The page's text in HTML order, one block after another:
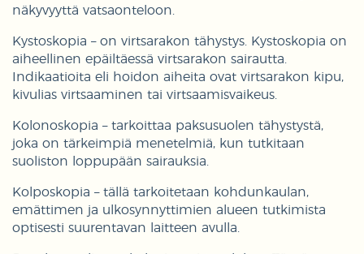
näkyvyyttä vatsaonteloon.
Kystoskopia – on virtsarakon tähystys. Kystoskopia on
aiheellinen epäiltäessä virtsarakon sairautta.
Indikaatioita eli hoidon aiheita ovat virtsarakon kipu,
kivulias virtsaaminen tai virtsaamisvaikeus.
Kolonoskopia – tarkoittaa paksusuolen tähystystä,
joka on tärkeimpiä menetelmiä, kun tutkitaan
suoliston loppupään sairauksia.
Kolposkopia – tällä tarkoitetaan kohdunkaulan,
emättimen ja ulkosynnyttimien alueen tutkimista
optisesti suurentavan laitteen avulla.